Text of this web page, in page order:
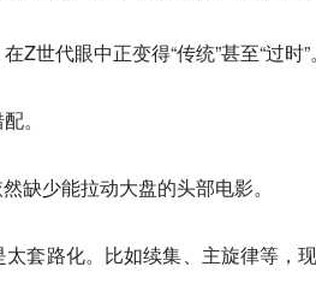
世代眼中正变得“传统”甚至“过时”。
。
缺少能拉动大盘的头部电影。
套路化。比如续集、主旋律等，